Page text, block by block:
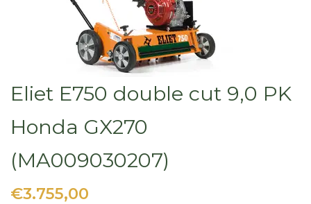
Eliet E750 double cut 9,0 PK
Honda GX270
(MA009030207)
€3.755,00